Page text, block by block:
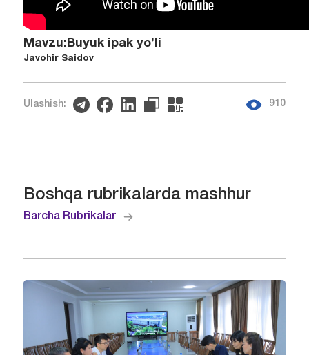
Mavzu:Buyuk ipak yo’li
Javohir Saidov
Ulashish: 910
Boshqa rubrikalarda mashhur
Barcha Rubrikalar